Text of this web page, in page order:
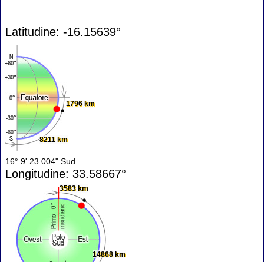
Latitudine: -16.15639°
8211 km
1796 km
16° 9' 23.004" Sud
Longitudine: 33.58667°
3583 km
14868 km